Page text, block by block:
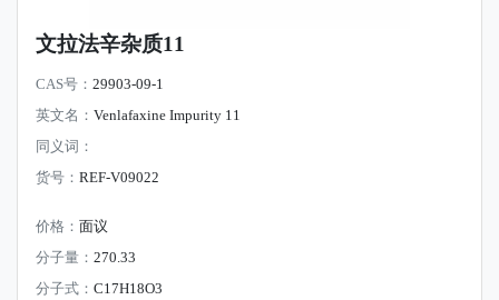
文拉法辛杂质11
CAS号： 29903-09-1
英文名： Venlafaxine Impurity 11
同义词：
货号： REF-V09022
价格： 面议
分子量： 270.33
分子式： C17H18O3